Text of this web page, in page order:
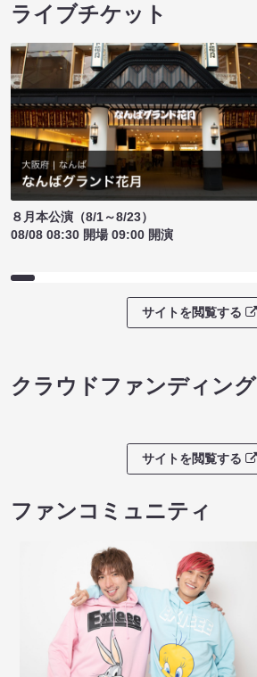
ライブチケット
８月本公演（8/1～8/23）
08/08 08:30 開場 09:00 開演
サイトを閲覧する
クラウドファンディング
サイトを閲覧する
ファンコミュニティ